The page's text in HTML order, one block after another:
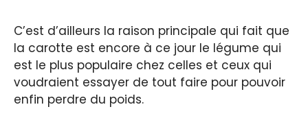
C’est d’ailleurs la raison principale qui fait que
la carotte est encore à ce jour le légume qui
est le plus populaire chez celles et ceux qui
voudraient essayer de tout faire pour pouvoir
enfin perdre du poids.